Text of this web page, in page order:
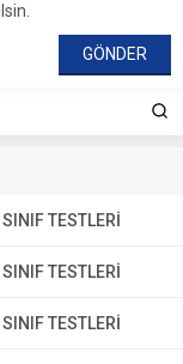
TESTLERI
TESTLERI
TESTLERI